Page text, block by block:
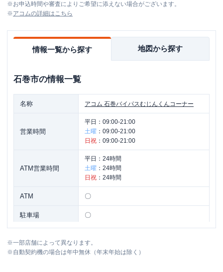
※お申込時間や審査によりご希望に添えない場合がございます。
※アコムの詳細はこちら
情報一覧から探す 地図から探す
石巻市の情報一覧
名称 アコム 石巻バイパスむじんくんコーナー
営業時間
平日： 09:00-21:00
土曜 ： 09:00-21:00
日祝 ： 09:00-21:00
ATM営業時間
平日： 24時間
土曜 ： 24時間
日祝 ： 24時間
ATM 〇
駐車場 〇
※一部店舗によって異なります。
※自動契約機の場合は年中無休（年末年始は除く）